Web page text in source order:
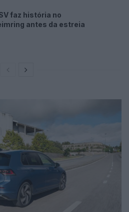
faz história no
antes da estreia